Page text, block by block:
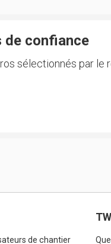
de confiance
sélectionnés par le
de chantier